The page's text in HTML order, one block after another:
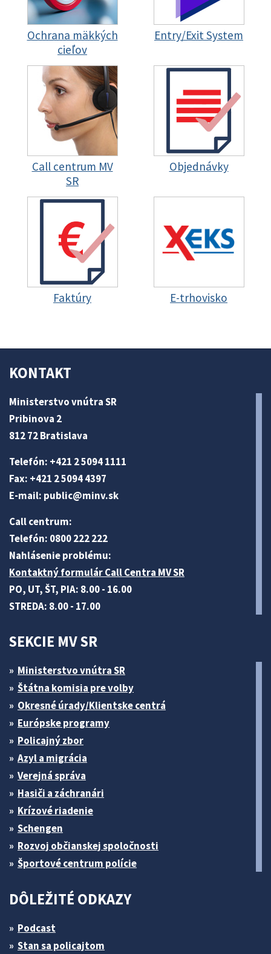
Ochrana mäkkých
cieľov
Entry/Exit System
Call centrum MV
SR
Objednávky
Faktúry E-trhovisko
KONTAKT
Ministerstvo vnútra SR
Pribinova 2
812 72 Bratislava
Telefón: +421 2 5094 1111
Fax: +421 2 5094 4397
E-mail: public@minv.sk
Call centrum:
Telefón: 0800 222 222
Nahlásenie problému:
Kontaktný formulár Call Centra MV SR
PO, UT, ŠT, PIA: 8.00 - 16.00
STREDA: 8.00 - 17.00
SEKCIE MV SR
Ministerstvo vnútra SR
Štátna komisia pre volby
Okresné úrady/Klientske centrá
Európske programy
Policajný zbor
Azyl a migrácia
Verejná správa
Hasiči a záchranári
Krízové riadenie
Schengen
Rozvoj občianskej spoločnosti
Športové centrum polície
DÔLEŽITÉ ODKAZY
Podcast
Stan sa policajtom